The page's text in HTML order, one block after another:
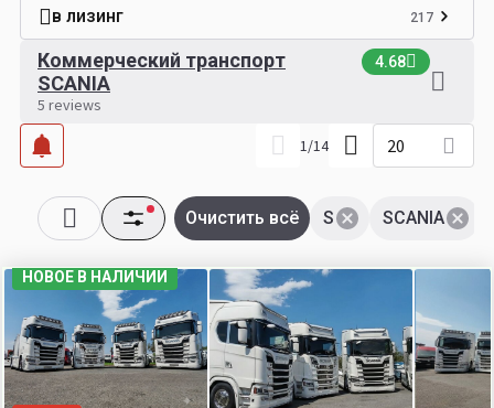
в лизинг 217
Коммерческий транспорт
SCANIA
4.68
5 reviews
1/14 20
SCANIA
S
Очистить всё
НОВОЕ В НАЛИЧИИ